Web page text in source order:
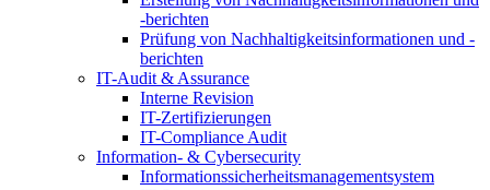
-berichten
Prüfung von Nachhaltigkeitsinformationen und -
berichten
IT-Audit & Assurance
Interne Revision
IT-Zertifizierungen
IT-Compliance Audit
Information- & Cybersecurity
Informationssicherheitsmanagementsystem